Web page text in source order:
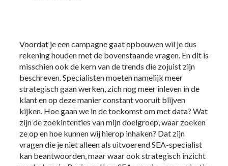
Voordat je een campagne gaat opbouwen wil je dus
rekening houden met de bovenstaande vragen. En dit is
misschien ook de kern van de trends die zojuist zijn
beschreven. Specialisten moeten namelijk meer
strategisch gaan werken, zich nog meer inleven in de
klant en op deze manier constant vooruit blijven
kijken. Hoe gaan we in de toekomst om met data? Wat
zijn de zoekintenties van mijn doelgroep, waar zoeken
ze op en hoe kunnen wij hierop inhaken? Dat zijn
vragen die je niet alleen als uitvoerend SEA-specialist
kan beantwoorden, maar waar ook strategisch inzicht